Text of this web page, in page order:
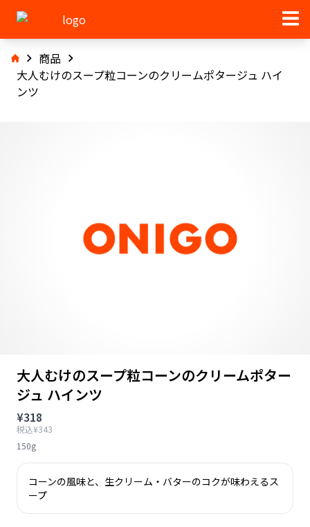
商品
大人むけのスープ粒コーンのクリームポタージュ ハイ
ンツ
大人むけのスープ粒コーンのクリームポター
ジュ ハインツ
¥318
税込¥343
150g
コーンの風味と、生クリーム・バターのコクが味わえるス
ープ